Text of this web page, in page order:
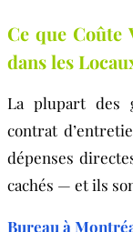
Ce que Coûte
dans les
La plupart des
contrat
dépenses
cachés — et ils
Bureau à